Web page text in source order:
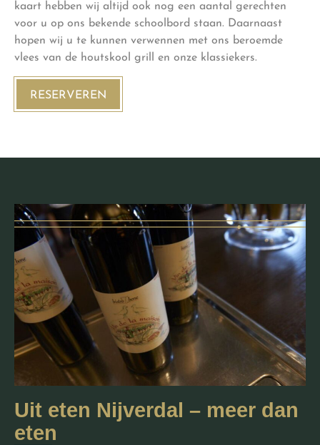
kaart hebben wij altijd ook nog een aantal gerechten
voor u op ons bekende schoolbord staan. Daarnaast
hopen wij u te kunnen verwennen met ons beroemde
vlees van de houtskool grill en onze klassiekers.
RESERVEREN
Uit eten Nijverdal – meer dan
eten